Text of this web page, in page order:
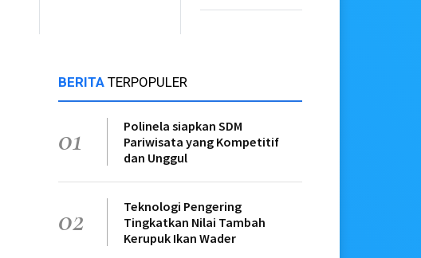
BERITATERPOPULER
01
Polinela siapkan SDM
Pariwisata yang Kompetitif
dan Unggul
02
Teknologi Pengering
Tingkatkan Nilai Tambah
Kerupuk Ikan Wader